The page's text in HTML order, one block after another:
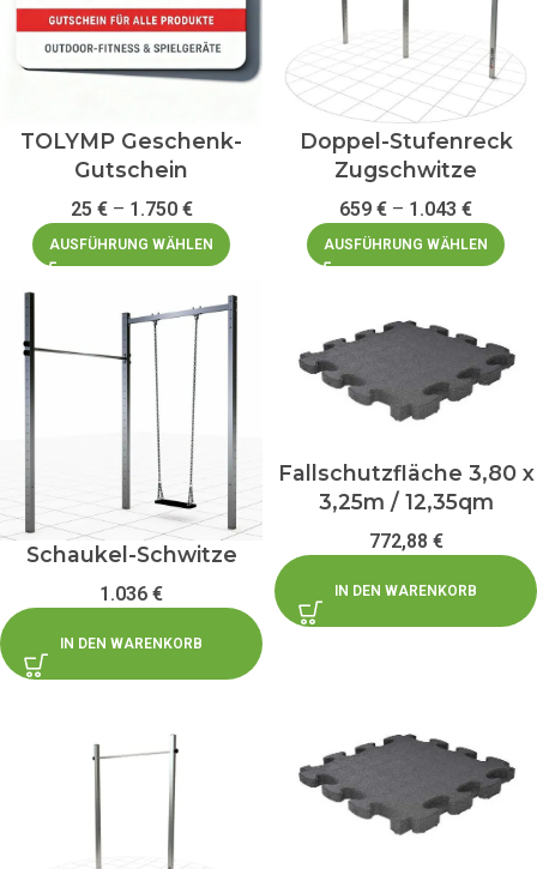
TOLYMP Geschenk-
Gutschein
25 €– 1.750 €
AUSFÜHRUNG WÄHLEN
Doppel-Stufenreck
Zugschwitze
659 € – 1.043 €
AUSFÜHRUNG WÄHLEN
Schaukel-Schwitze
1.036 €
IN DEN WARENKORB
Fallschutzfläche 3,80 x
3,25m / 12,35qm
772,88 €
IN DEN WARENKORB